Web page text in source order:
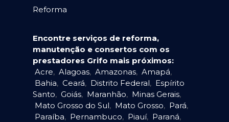
Reforma
Encontre serviços de reforma,
manutenção e consertos com os
prestadores Grifo mais próximos:
Acre, Alagoas, Amazonas, Amapá,
Bahia, Ceará, Distrito Federal, Espírito
Santo, Goiás, Maranhão, Minas Gerais,
Mato Grosso do Sul, Mato Grosso, Pará,
Paraíba, Pernambuco, Piauí, Paraná,